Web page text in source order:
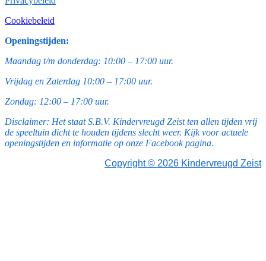
Cookiebeleid
Openingstijden:
Maandag t/m donderdag: 10:00 – 17:00 uur.
Vrijdag en Zaterdag 10:00 – 17:00 uur.
Zondag: 12:00 – 17:00 uur.
Disclaimer: Het staat S.B.V. Kindervreugd Zeist ten allen tijden vrij
de speeltuin dicht te houden tijdens slecht weer. Kijk voor actuele
openingstijden en informatie op onze Facebook pagina.
Copyright © 2026 Kindervreugd Zeist